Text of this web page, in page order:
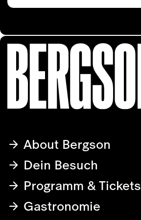
About Bergson
Dein Besuch
Programm & Tickets
Gastronomie